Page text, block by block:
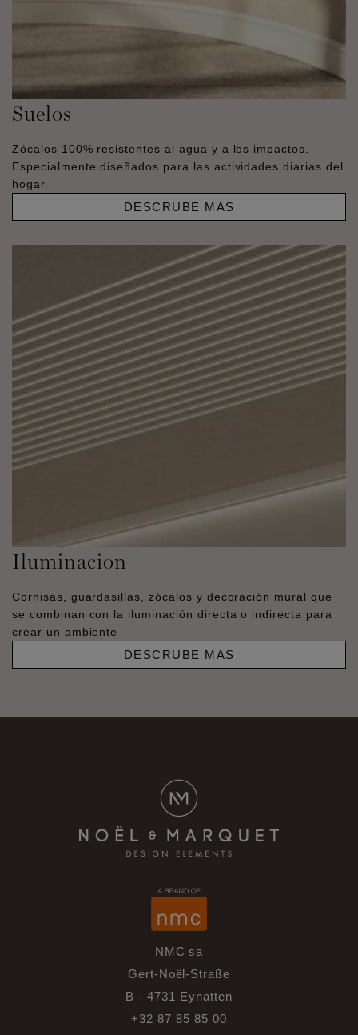
Suelos
Zócalos 100% resistentes al agua y a los impactos.
Especialmente diseñados para las actividades diarias del
hogar.
DESCRUBE MAS
Iluminacion
Cornisas, guardasillas, zócalos y decoración mural que
se combinan con la iluminación directa o indirecta para
crear un ambiente
DESCRUBE MAS
NMC sa
Gert-Noël-Straße
B - 4731 Eynatten
+32 87 85 85 00